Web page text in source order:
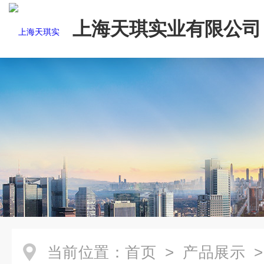
上海天琪实业有限公司
当前位置： 首页 > 产品展示